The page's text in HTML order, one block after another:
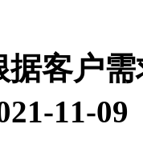
据客户
11-09